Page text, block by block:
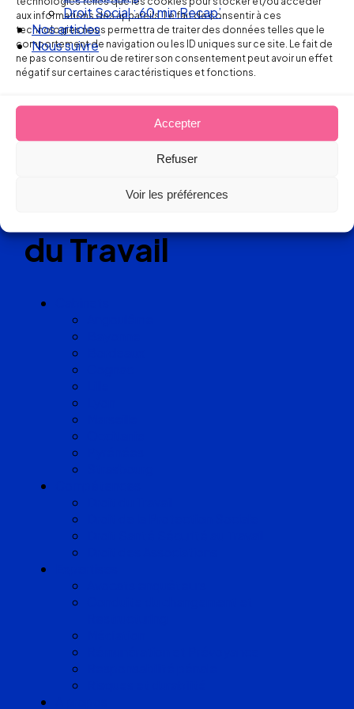
aux informations des appareils. Le fait de consentir à ces
technologies nous permettra de traiter des données telles que le
comportement de navigation ou les ID uniques sur ce site. Le fait de
ne pas consentir ou de retirer son consentement peut avoir un effet
négatif sur certaines caractéristiques et fonctions.
Accepter
Refuser
Voir les préférences
Droit Social : 60 min Recap’
Nos articles
Nous suivre
Réseau
de cabinets
d’avocats
en Droit
du Travail